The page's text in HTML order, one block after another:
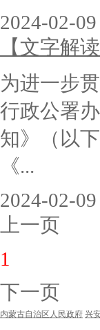
2024-02-09
【文字解
为进一步
行政公署
知》（以
《...
2024-02-09
上一页
1
下一页
内蒙古自治区人民政府 兴